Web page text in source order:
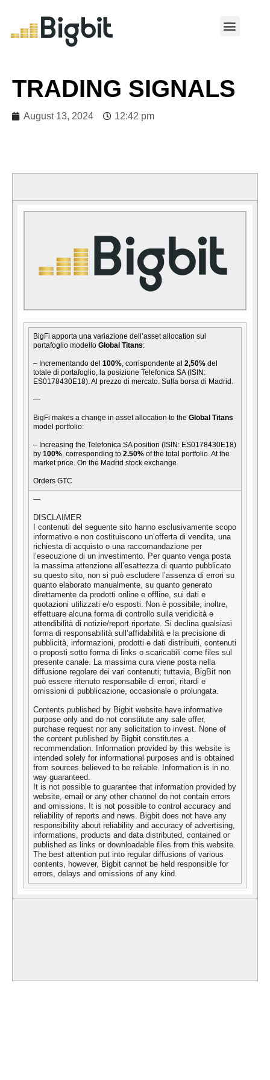
TRADING SIGNALS
August 13, 2024 12:42 pm
BigFi apporta una variazione dell’asset allocation sul
portafoglio modello Global Titans:
– Incrementando del 100%, corrispondente al 2,50% del
totale di portafoglio, la posizione Telefonica SA (ISIN:
ES0178430E18). Al prezzo di mercato. Sulla borsa di Madrid.
—
BigFi makes a change in asset allocation to the Global Titans
model portfolio:
– Increasing the Telefonica SA position (ISIN: ES0178430E18)
by 100%, corresponding to 2.50% of the total portfolio. At the
market price. On the Madrid stock exchange.
Orders GTC
—
DISCLAIMER
I contenuti del seguente sito hanno esclusivamente scopo
informativo e non costituiscono un’offerta di vendita, una
richiesta di acquisto o una raccomandazione per
l’esecuzione di un investimento. Per quanto venga posta
la massima attenzione all’esattezza di quanto pubblicato
su questo sito, non si può escludere l’assenza di errori su
quanto elaborato manualmente, su quanto generato
direttamente da prodotti online e offline, sui dati e
quotazioni utilizzati e/o esposti. Non è possibile, inoltre,
effettuare alcuna forma di controllo sulla veridicità e
attendibilità di notizie/report riportate. Si declina qualsiasi
forma di responsabilità sull’affidabilità e la precisione di
pubblicità, informazioni, prodotti e dati distribuiti, contenuti
o proposti sotto forma di links o scaricabili come files sul
presente canale. La massima cura viene posta nella
diffusione regolare dei vari contenuti; tuttavia, BigBit non
può essere ritenuto responsabile di errori, ritardi e
omissioni di pubblicazione, occasionale o prolungata.
Contents published by Bigbit website have informative
purpose only and do not constitute any sale offer,
purchase request nor any solicitation to invest. None of
the content published by Bigbit constitutes a
recommendation. Information provided by this website is
intended solely for informational purposes and is obtained
from sources believed to be reliable. Information is in no
way guaranteed.
It is not possible to guarantee that information provided by
website, email or any other channel do not contain errors
and omissions. It is not possible to control accuracy and
reliability of reports and news. Bigbit does not have any
responsibility about reliability and accuracy of advertising,
informations, products and data distributed, contained or
published as links or downloadable files from this website.
The best attention put into regular diffusions of various
contents, however, Bigbit cannot be held responsible for
errors, delays and omissions of any kind.